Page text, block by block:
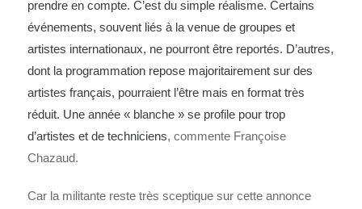
prendre en compte. C’est du simple réalisme. Certains
événements, souvent liés à la venue de groupes et
artistes internationaux, ne pourront être reportés. D’autres,
dont la programmation repose majoritairement sur des
artistes français, pourraient l’être mais en format très
réduit. Une année « blanche » se profile pour trop
d’artistes et de techniciens, commente Françoise
Chazaud.
Car la militante reste très sceptique sur cette annonce